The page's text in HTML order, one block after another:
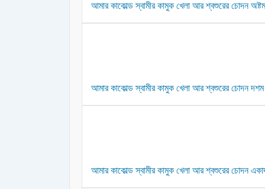
আমার কাকোল্ড স্বামীর কামুক খেলা আর শ্বশুরের চোদন অষ্টম
আমার কাকোল্ড স্বামীর কামুক খেলা আর শ্বশুরের চোদন দশম
আমার কাকোল্ড স্বামীর কামুক খেলা আর শ্বশুরের চোদন